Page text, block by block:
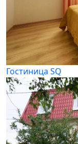
Гостиница SQ